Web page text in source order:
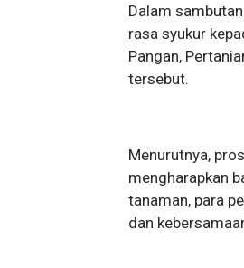
Dalam
rasa syukur
Pangan,
tersebut.
Menurutnya,
mengharapkan
tanaman, para
dan